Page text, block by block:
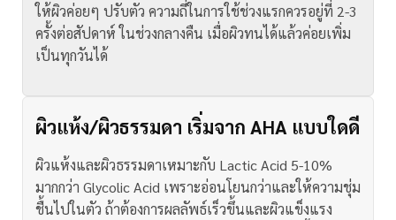
ให้ผิวค่อยๆ ปรับตัว ความถี่ในการใช้ช่วงแรกควรอยู่ที่ 2-3
ครั้งต่อสัปดาห์ ในช่วงกลางคืน เมื่อผิวทนได้แล้วค่อยเพิ่ม
เป็นทุกวันได้
ผิวแห้ง/ผิวธรรมดา เริ่มจาก AHA แบบใดดี
ผิวแห้งและผิวธรรมดาเหมาะกับ Lactic Acid 5-10%
มากกว่า Glycolic Acid เพราะอ่อนโยนกว่าและให้ความชุ่ม
ชื้นไปในตัว ถ้าต้องการผลลัพธ์เร็วขึ้นและผิวแข็งแรง